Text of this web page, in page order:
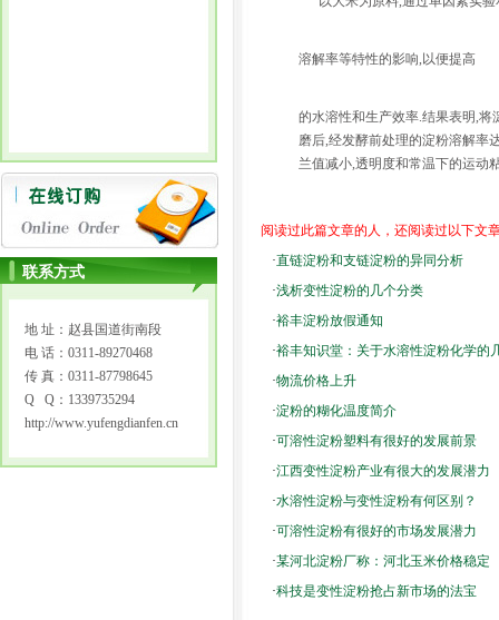
联系方式
地 址：赵县国道街南段
电 话：0311-89270468
传 真：0311-87798645
Q Q：1339735294
http://www.yufengdianfen.cn
溶解率等特性的影响,以便提高
的水溶性和生产效率.结果表明,
磨后,经发酵前处理的淀粉溶解率
兰值减小,透明度和常温下的运动
阅读过此篇文章的人，还阅读过以下文
·直链淀粉和支链淀粉的异同分析
·浅析变性淀粉的几个分类
·裕丰淀粉放假通知
·裕丰知识堂：关于水溶性淀粉化学的
·物流价格上升
·淀粉的糊化温度简介
·可溶性淀粉塑料有很好的发展前景
·江西变性淀粉产业有很大的发展潜力
·水溶性淀粉与变性淀粉有何区别？
·可溶性淀粉有很好的市场发展潜力
·某河北淀粉厂称：河北玉米价格稳定
·科技是变性淀粉抢占新市场的法宝